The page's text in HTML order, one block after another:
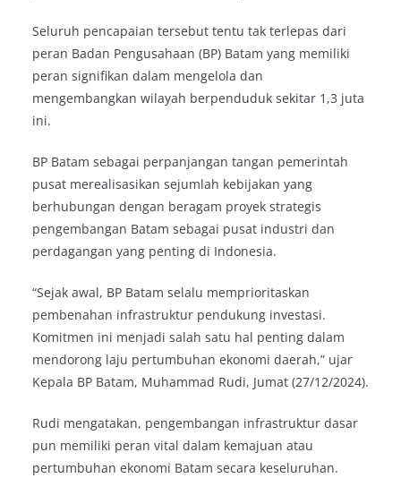
Seluruh pencapaian tersebut tentu tak terlepas dari
peran Badan Pengusahaan (BP) Batam yang memiliki
peran signifikan dalam mengelola dan
mengembangkan wilayah berpenduduk sekitar 1,3 juta
ini.
BP Batam sebagai perpanjangan tangan pemerintah
pusat merealisasikan sejumlah kebijakan yang
berhubungan dengan beragam proyek strategis
pengembangan Batam sebagai pusat industri dan
perdagangan yang penting di Indonesia.
“Sejak awal, BP Batam selalu memprioritaskan
pembenahan infrastruktur pendukung investasi.
Komitmen ini menjadi salah satu hal penting dalam
mendorong laju pertumbuhan ekonomi daerah,” ujar
Kepala BP Batam, Muhammad Rudi, Jumat (27/12/2024).
Rudi mengatakan, pengembangan infrastruktur dasar
pun memiliki peran vital dalam kemajuan atau
pertumbuhan ekonomi Batam secara keseluruhan.